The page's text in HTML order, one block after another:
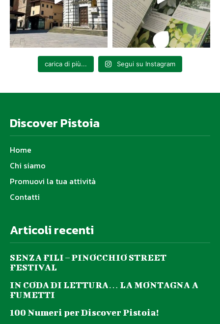
carica di più... Segui su Instagram
Discover Pistoia
Home
Chi siamo
Promuovi la tua attività
Contatti
Articoli recenti
SENZA FILI – PINOCCHIO STREET
FESTIVAL
IN CODA DI LETTURA… LA MONTAGNA A
FUMETTI
100 Numeri per Discover Pistoia!